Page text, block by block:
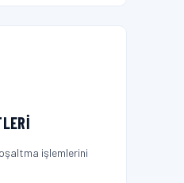
işlemlerini